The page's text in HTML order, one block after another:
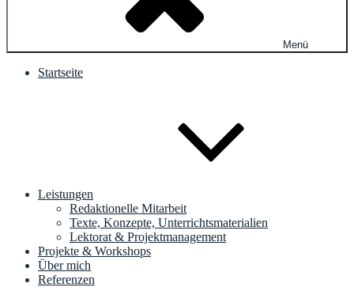
Menü
Startseite
Leistungen
Redaktionelle Mitarbeit
Texte, Konzepte, Unterrichtsmaterialien
Lektorat & Projektmanagement
Projekte & Workshops
Über mich
Referenzen